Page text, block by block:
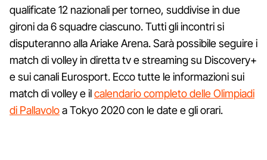
qualificate 12 nazionali per torneo, suddivise in due
gironi da 6 squadre ciascuno. Tutti gli incontri si
disputeranno alla Ariake Arena. Sarà possibile seguire i
match di volley in diretta tv e streaming su Discovery+
e sui canali Eurosport. Ecco tutte le informazioni sui
match di volley e ilcalendario completo delle Olimpiadi
di Pallavoloa Tokyo 2020 con le date e gli orari.